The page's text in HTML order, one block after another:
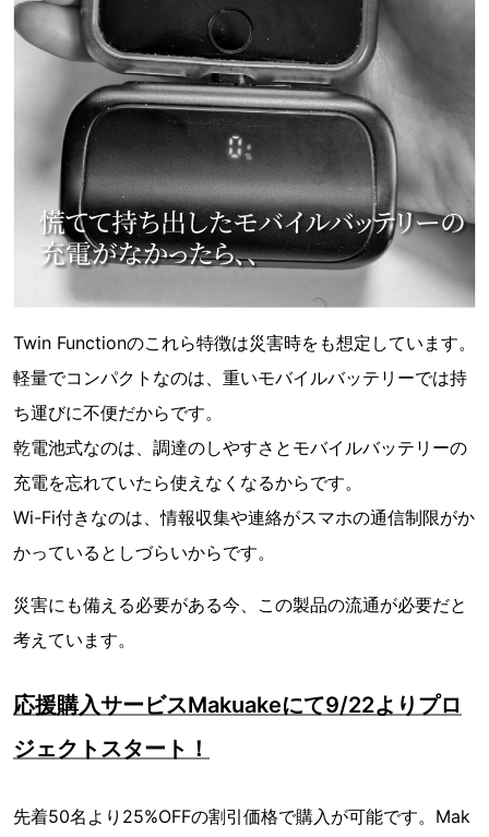
Twin Functionのこれら特徴は災害時をも想定しています。
軽量でコンパクトなのは、重いモバイルバッテリーでは持
ち運びに不便だからです。
乾電池式なのは、調達のしやすさとモバイルバッテリーの
充電を忘れていたら使えなくなるからです。
Wi-Fi付きなのは、情報収集や連絡がスマホの通信制限がか
かっているとしづらいからです。
災害にも備える必要がある今、この製品の流通が必要だと
考えています。
応援購入サービスMakuakeにて9/22よりプロ
ジェクトスタート！
先着50名より25%OFFの割引価格で購入が可能です。Mak